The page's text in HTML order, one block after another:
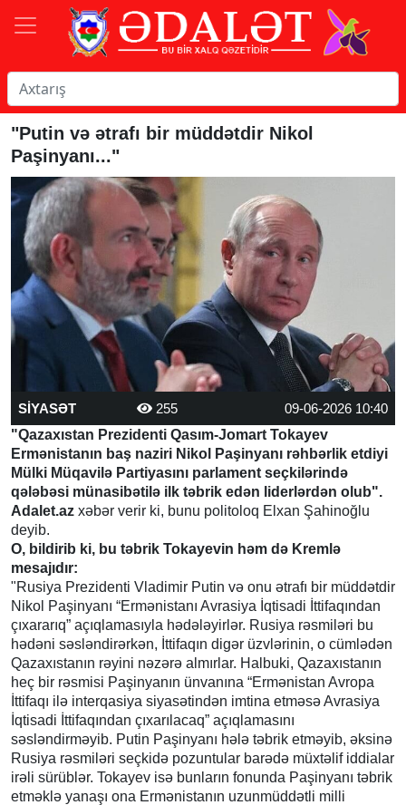
"Putin və ətrafı bir müddətdir Nikol
Paşinyanı..."
SİYASƏT 255
09-06-2026 10:40
"Qazaxıstan Prezidenti Qasım-Jomart Tokayev
Ermənistanın baş naziri Nikol Paşinyanı rəhbərlik etdiyi
Mülki Müqavilə Partiyasını parlament seçkilərində
qələbəsi münasibətilə ilk təbrik edən liderlərdən olub".
Adalet.az xəbər verir ki, bunu politoloq Elxan Şahinoğlu
deyib.
O, bildirib ki, bu təbrik Tokayevin həm də Kremlə
mesajıdır:
"Rusiya Prezidenti Vladimir Putin və onu ətrafı bir müddətdir
Nikol Paşinyanı “Ermənistanı Avrasiya İqtisadi İttifaqından
çıxararıq” açıqlamasıyla hədələyirlər. Rusiya rəsmiləri bu
hədəni səsləndirərkən, İttifaqın digər üzvlərinin, o cümlədən
Qazaxıstanın rəyini nəzərə almırlar. Halbuki, Qazaxıstanın
heç bir rəsmisi Paşinyanın ünvanına “Ermənistan Avropa
İttifaqı ilə interqasiya siyasətindən imtina etməsə Avrasiya
İqtisadi İttifaqından çıxarılacaq” açıqlamasını
səsləndirməyib. Putin Paşinyanı hələ təbrik etməyib, əksinə
Rusiya rəsmiləri seçkidə pozuntular barədə müxtəlif iddialar
irəli sürüblər. Tokayev isə bunların fonunda Paşinyanı təbrik
etməklə yanaşı ona Ermənistanın uzunmüddətli milli